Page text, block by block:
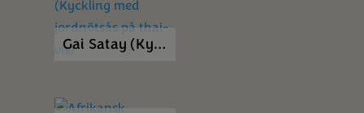
Gai Satay (Kyckling med jordnötsås på thai-vis)